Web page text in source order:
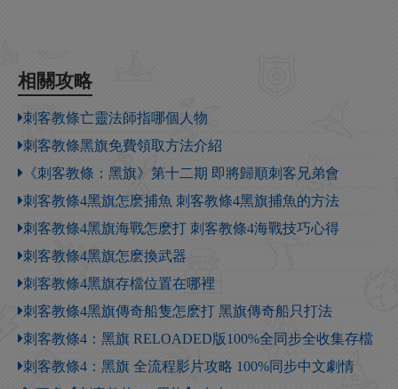
相關攻略
刺客教條亡靈法師指哪個人物
刺客教條黑旗免費領取方法介紹
《刺客教條：黑旗》第十二期 即將歸順刺客兄弟會
刺客教條4黑旗怎麽捕魚 刺客教條4黑旗捕魚的方法
刺客教條4黑旗海戰怎麽打 刺客教條4海戰技巧心得
刺客教條4黑旗怎麽換武器
刺客教條4黑旗存檔位置在哪裡
刺客教條4黑旗傳奇船隻怎麽打 黑旗傳奇船只打法
刺客教條4：黑旗 RELOADED版100%全同步全收集存檔
刺客教條4：黑旗 全流程影片攻略 100%同步中文劇情